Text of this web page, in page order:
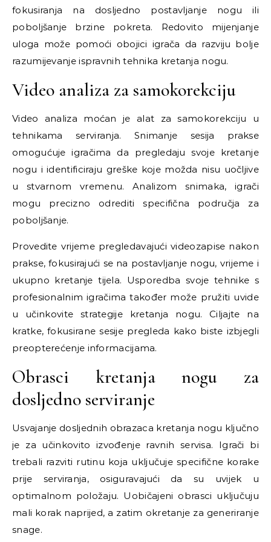
fokusiranja na dosljedno postavljanje nogu ili
poboljšanje brzine pokreta. Redovito mijenjanje
uloga može pomoći obojici igrača da razviju bolje
razumijevanje ispravnih tehnika kretanja nogu.
Video analiza za samokorekciju
Video analiza moćan je alat za samokorekciju u
tehnikama serviranja. Snimanje sesija prakse
omogućuje igračima da pregledaju svoje kretanje
nogu i identificiraju greške koje možda nisu uočljive
u stvarnom vremenu. Analizom snimaka, igrači
mogu precizno odrediti specifična područja za
poboljšanje.
Provedite vrijeme pregledavajući videozapise nakon
prakse, fokusirajući se na postavljanje nogu, vrijeme i
ukupno kretanje tijela. Usporedba svoje tehnike s
profesionalnim igračima također može pružiti uvide
u učinkovite strategije kretanja nogu. Ciljajte na
kratke, fokusirane sesije pregleda kako biste izbjegli
preopterećenje informacijama.
Obrasci kretanja nogu za
dosljedno serviranje
Usvajanje dosljednih obrazaca kretanja nogu ključno
je za učinkovito izvođenje ravnih servisa. Igrači bi
trebali razviti rutinu koja uključuje specifične korake
prije serviranja, osiguravajući da su uvijek u
optimalnom položaju. Uobičajeni obrasci uključuju
mali korak naprijed, a zatim okretanje za generiranje
snage.